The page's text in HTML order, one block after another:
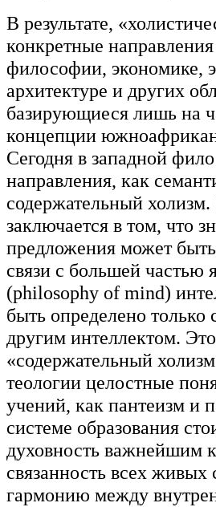
В результате,
конкретные
философии, экономике,
архитектуре и других
базирующиеся лишь на
концепции
Сегодня в западной
направления, как
содержательный
заключается в том, что
предложения может быть
связи с большей
(philosophy of mind)
быть определено только
другим интеллектом.
«содержательный
теологии целостные
учений, как пантеизм и
системе образования
духовность важнейшим
связанность всех
гармонию между